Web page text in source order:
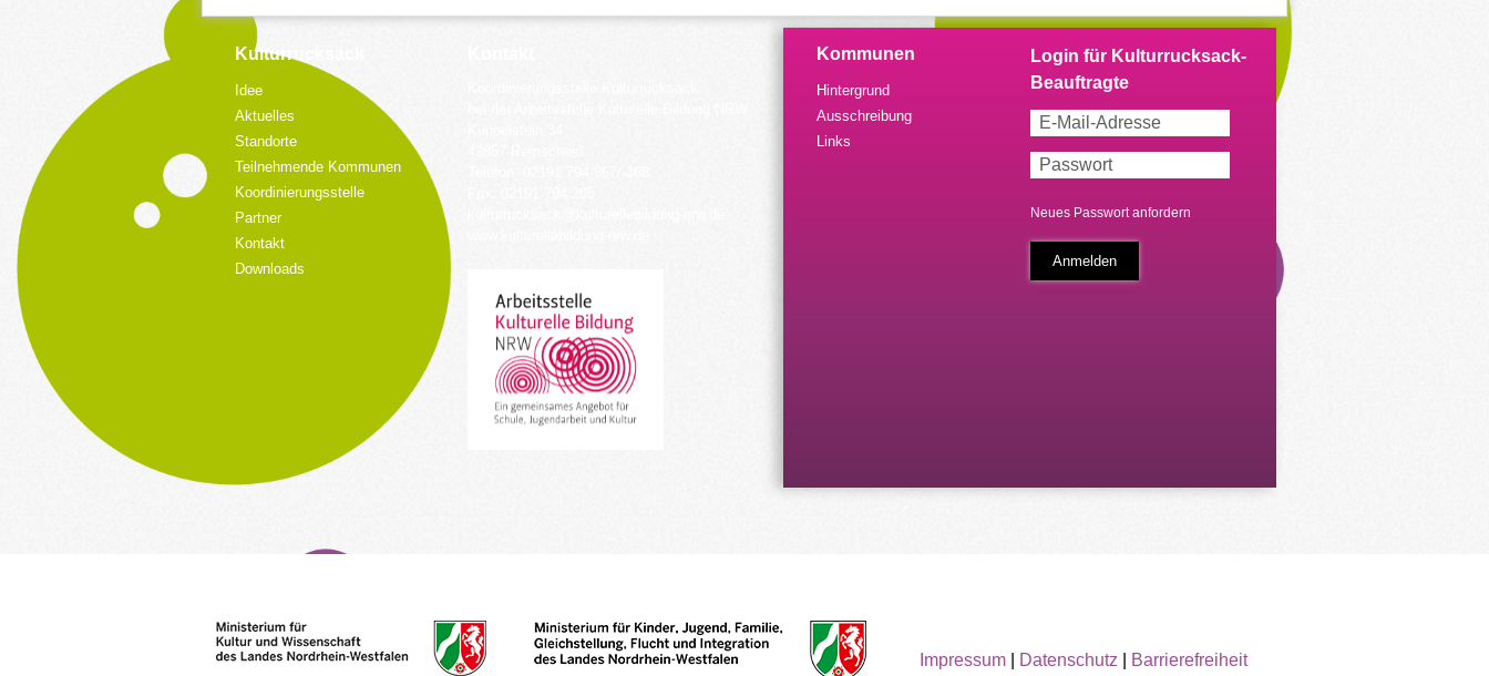
Kulturrucksack
Idee
Aktuelles
Standorte
Teilnehmende Kommunen
Koordinierungsstelle
Partner
Kontakt
Downloads
Kommunen
Hintergrund
Ausschreibung
Links
Neues Passwort anfordern
Impressum| Datenschutz Barrierefreiheit